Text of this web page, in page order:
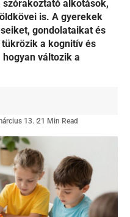
alkotások,
is. A gyerekek
gondolataikat és
a kognitív és
változik a
13. 21 Min Read